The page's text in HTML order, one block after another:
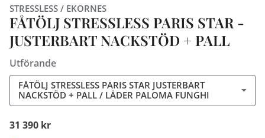
STRESSLESS / EKORNES
FÅTÖLJ STRESSLESS PARIS STAR -
JUSTERBART NACKSTÖD + PALL
Utförande
FÅTÖLJ STRESSLESS PARIS STAR JUSTERBART
NACKSTÖD + PALL / LÄDER PALOMA FUNGHI
31 390 kr